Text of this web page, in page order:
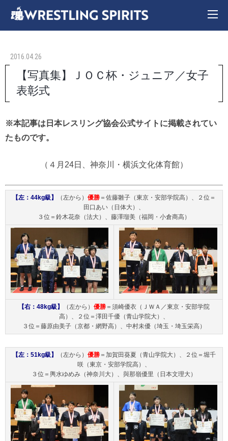
2016.04.26
【写真集】ＪＯＣ杯・ジュニア／女子
表彰式
※本記事は日本レスリング協会公式サイトに掲載されてい
たものです。
（４月24日、神奈川・横浜文化体育館）
【左：44kg級】 （左から） 優勝 ＝佐藤雛子（東京・安部学院高）、２位＝
田口あい（日体大）、
３位＝鈴木花奈（法大）、藤澤瑠美（福岡・小倉商高）
【右：48kg級】 （左から） 優勝 ＝須崎優衣（ＪＷＡ／東京・安部学院
高）、２位＝澤田千優（青山学院大）、
３位＝藤原由美子（京都・網野高）、中村未優（埼玉・埼玉栄高）
【左：51kg級】 （左から） 優勝 ＝加賀田葵夏（青山学院大）、２位＝堀千
咲（東京・安部学院高）、
３位＝輿水ゆめみ（神奈川大）、與那嶺優里（日本文理大）